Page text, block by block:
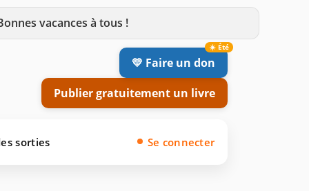
vacances à tous !
💛 Faire un don
Publier gratuitement un livre
sorties Se connecter